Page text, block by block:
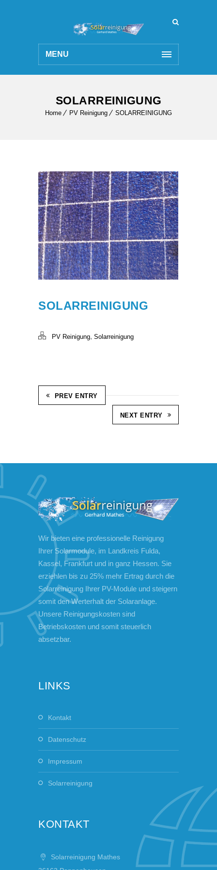
MENU
SOLARREINIGUNG
Home PV Reinigung SOLARREINIGUNG
SOLARREINIGUNG
PV Reinigung, Solarreinigung
PREV ENTRY
NEXT ENTRY
Wir bieten eine professionelle Reinigung
Ihrer Solarmodule, im Landkreis Fulda,
Kassel, Frankfurt und in ganz Hessen. Sie
erziehlen bis zu 25% mehr Ertrag durch die
Solarreinigung Ihrer PV-Module und steigern
somit den Werterhalt der Solaranlage.
Unsere Reinigungskosten sind
Betriebskosten und somit steuerlich
absetzbar.
LINKS
Kontakt
Datenschutz
Impressum
Solarreinigung
KONTAKT
Solarreinigung Mathes